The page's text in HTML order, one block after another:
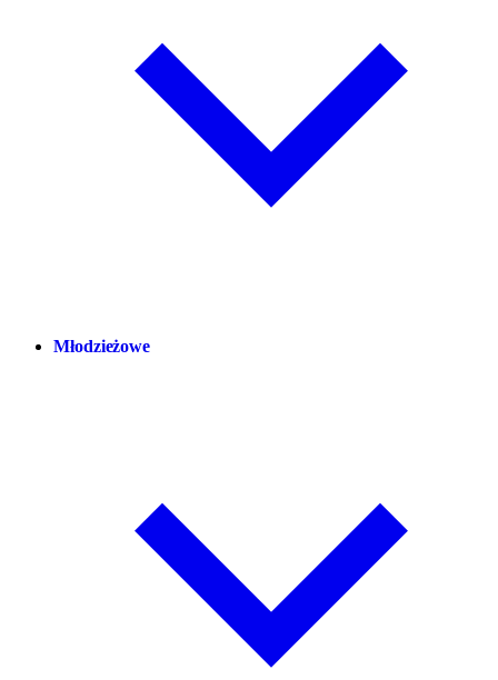
Młodzieżowe